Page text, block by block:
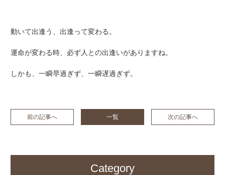
動いて出逢う、出逢って変わる。
運命が変わる時、必ず人との出逢いがありますね。
しかも、一瞬早過ぎず、一瞬遅過ぎず。
前の記事へ 一覧 次の記事へ
Category